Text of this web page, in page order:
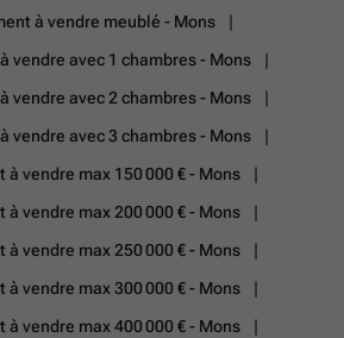
à vendre meublé - Mons
vendre avec 1 chambres - Mons
vendre avec 2 chambres - Mons
vendre avec 3 chambres - Mons
à vendre max 150 000 € - Mons
à vendre max 200 000 € - Mons
à vendre max 250 000 € - Mons
à vendre max 300 000 € - Mons
à vendre max 400 000 € - Mons